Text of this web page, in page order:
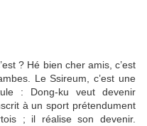
? Hé bien cher amis, c’est
Le Ssireum, c’est une
: Dong-ku veut devenir
à un sport prétendument
; il réalise son devenir.